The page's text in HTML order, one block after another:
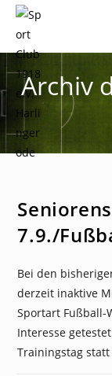
Zum
Inhalt
springen
Archiv
7.9./
Bei den
derzeit inaktive
Sportart Fußball-
Interesse
Trainingstag